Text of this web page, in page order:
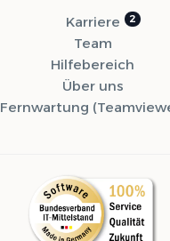
Karriere
Team
Hilfebereich
Über uns
Fernwartung